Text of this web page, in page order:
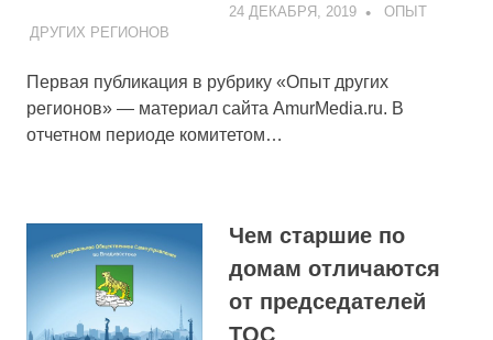
24 ДЕКАБРЯ, 2019 ADMIN
ОПЫТ
ДРУГИХ РЕГИОНОВ
Первая публикация в рубрику «Опыт других
регионов» — материал сайта AmurMedia.ru. В
отчетном периоде комитетом…
Чем старшие по
домам отличаются
от председателей
ТОС